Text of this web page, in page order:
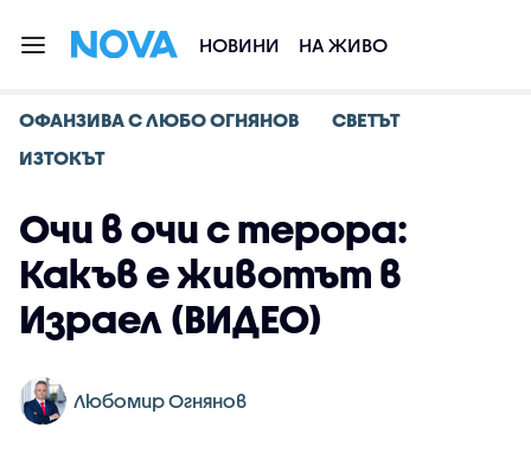
НОВИНИ НА ЖИВО
ОФАНЗИВА С ЛЮБО ОГНЯНОВ
СВЕТЪТ
ИЗТОКЪТ
Очи в очи с терора:
Какъв е животът в
Израел (ВИДЕО)
Любомир Огнянов